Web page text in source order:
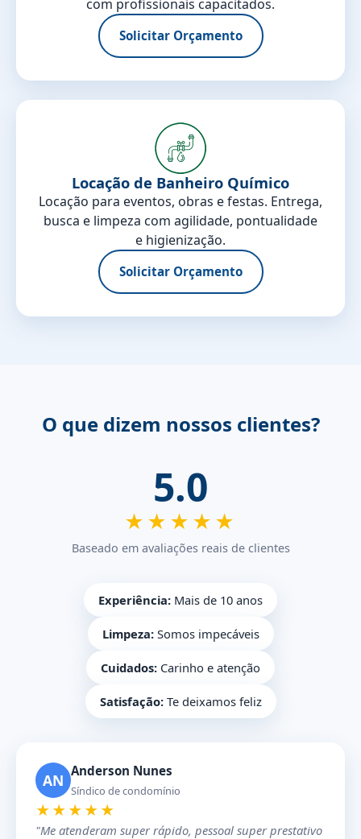
com profissionais capacitados.
Solicitar Orçamento
Locação de Banheiro Químico
Locação para eventos, obras e festas. Entrega,
busca e limpeza com agilidade, pontualidade
e higienização.
Solicitar Orçamento
O que dizem nossos clientes?
5.0
★★★★★
Baseado em avaliações reais de clientes
Experiência: Mais de 10 anos
Limpeza:Somos impecáveis
Cuidados: Carinho e atenção
Satisfação:Te deixamos feliz
AN Anderson Nunes
Síndico de condomínio
★★★★★
"Me atenderam super rápido, pessoal super prestativo